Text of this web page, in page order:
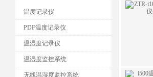
温度记录仪
PDF温度记录仪
温湿度记录仪
温湿度监控系统
无线温湿度监控系统